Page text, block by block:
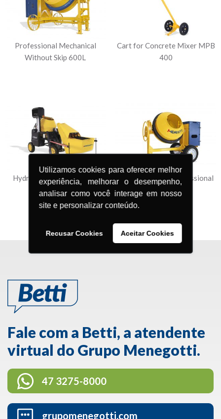
Utilizamos cookies para oferecer melhor
experiência, melhorar o desempenho,
analisar como você interage em nosso
site e personalizar conteúdo.
Recusar Cookies Aceitar Cookies
Professional Mechanical
Without Skip 600L
Cart for Concrete Mixer MPB
400
Hydraulic Concrete Mixer
Max 600 HD
Concrete Mixer Professional
400l
Fale com a Betti, a atendente
virtual do Grupo Menegotti.
47 3275-8000
grupomenegotti.com